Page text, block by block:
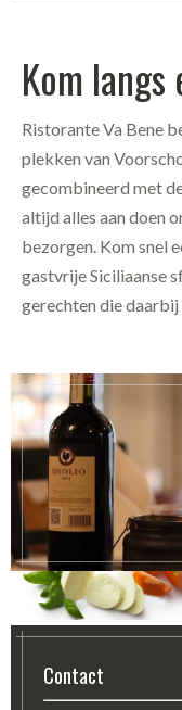
Kom
Ristorante Va Bene
plekken van
gecombineerd met
altijd alles aan doen
bezorgen. Kom snel
gastvrije Siciliaanse
gerechten die daarbij
Contact